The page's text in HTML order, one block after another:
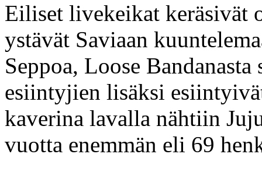
Eiliset livekeikat keräsivät
ystävät Saviaan
Seppoa, Loose
esiintyjien lisäksi
kaverina lavalla nähtiin
vuotta enemmän eli 69